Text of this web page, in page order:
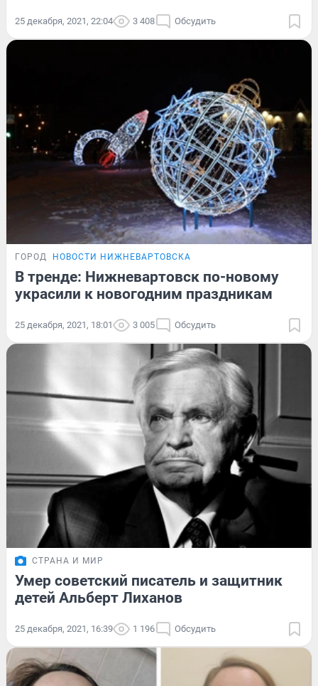
25 декабря, 2021, 22:04 3 408 Обсудить
ГОРОД НОВОСТИ НИЖНЕВАРТОВСКА
В тренде: Нижневартовск по-новому
украсили к новогодним праздникам
25 декабря, 2021, 18:01 3 005 Обсудить
СТРАНА И МИР
Умер советский писатель и защитник
детей Альберт Лиханов
25 декабря, 2021, 16:39 1 196 Обсудить